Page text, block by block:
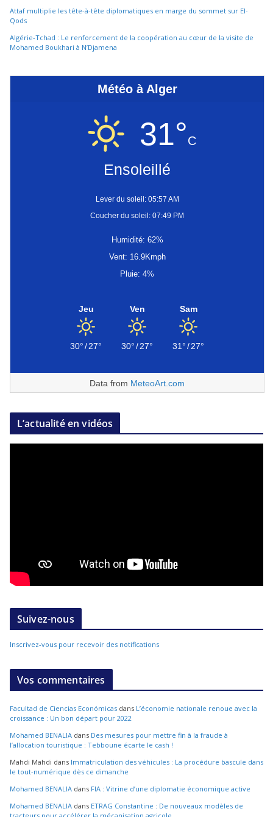
Attaf multiplie les tête-à-tête diplomatiques en marge du sommet sur El-
Qods
Algérie-Tchad : Le renforcement de la coopération au cœur de la visite de
Mohamed Boukhari à N’Djamena
Météo à Alger
31°C
Ensoleillé
Lever du soleil: 05:57 AM
Coucher du soleil: 07:49 PM
Humidité: 62%
Vent: 16.9Kmph
Pluie: 4%
Jeu
30°/27°
Ven
30°/27°
Sam
31°/27°
Data from MeteoArt.com
L’actualité en vidéos
Suivez-nous
Inscrivez-vous pour recevoir des notifications
Vos commentaires
Facultad de Ciencias Económicas dans L’économie nationale renoue avec la
croissance : Un bon départ pour 2022
Mohamed BENALIA dans Des mesures pour mettre fin à la fraude à
l’allocation touristique : Tebboune écarte le cash !
Mahdi Mahdi dans Immatriculation des véhicules : La procédure bascule dans
le tout-numérique dès ce dimanche
Mohamed BENALIA dans FIA : Vitrine d’une diplomatie économique active
Mohamed BENALIA dans ETRAG Constantine : De nouveaux modèles de